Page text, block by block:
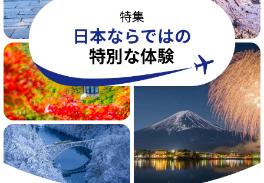
行き先
旅のお役立ち情報
ANA サービス
閉じる
特集
日本ならではの
特別な体験